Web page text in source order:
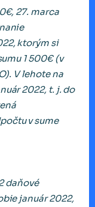
27. marca
ktorým si
1 500€ (v
V lehote na
2022, t. j. do
v sume
daňové
január 2022,